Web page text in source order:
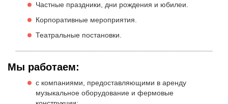
Частные праздники, дни рождения и юбилеи.
Корпоративные мероприятия.
Театральные постановки.
Мы работаем:
с компаниями, предоставляющими в аренду
музыкальное оборудование и фермовые